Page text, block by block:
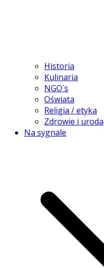
Historia
Kulinaria
NGO`s
Oświata
Religia / etyka
Zdrowie i uroda
Na sygnale